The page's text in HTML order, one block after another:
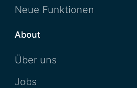
Neue Funktionen
About
Über uns
Jobs